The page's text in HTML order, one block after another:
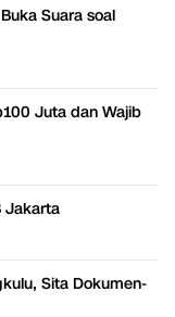
Suara soal
Juta dan Wajib
Jakarta
Sita Dokumen-